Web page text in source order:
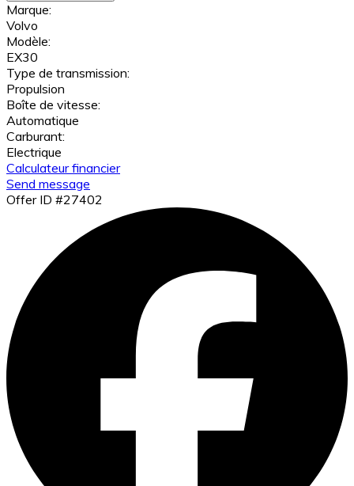
Marque:
Volvo
Modèle:
EX30
Type de transmission:
Propulsion
Boîte de vitesse:
Automatique
Carburant:
Electrique
Calculateur financier
Send message
Offer ID #27402